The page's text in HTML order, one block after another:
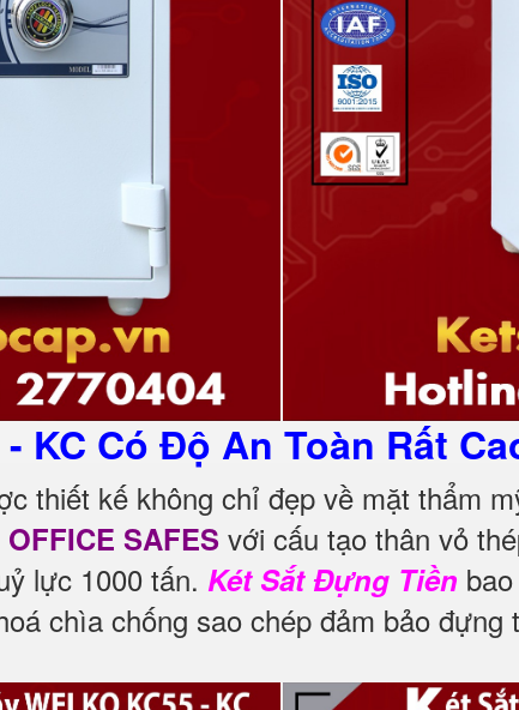
KC Có Độ An Toàn Rất
thiết kế không chỉ đẹp về mặt thẩm
OFFICE SAFES với cấu tạo thân vỏ
lực 1000 tấn. Két Sắt Đựng Tiền
chìa chống sao chép đảm bảo đựng